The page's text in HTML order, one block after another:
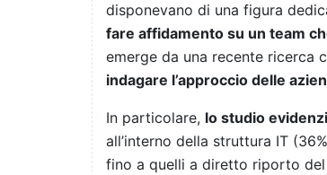
disponevano di una figura
fare affidamento su un team
emerge da una recente ricerca
indagare l’approccio delle
In particolare, lo studio
all’interno della struttura IT
fino a quelli a diretto riporto del